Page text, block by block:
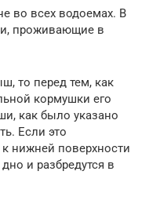
во всех водоемах. В
проживающие в
то перед тем, как
кормушки его
как было указано
Если это
к нижней поверхности
и разбредутся в